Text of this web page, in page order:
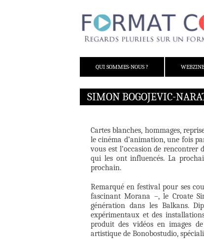
QUI SOMMES-NOUS ?
WEBZINE
SIMON BOGOJEVIC-
Cartes blanches, hommages,
le cinéma d’animation, une fois
vous est l’occasion de rencontrer
qui les ont influencés. La
prochain.
Remarqué en festival pour ses
fascinant Morana –, le Croate
génération dans les Balkans.
expérimentaux et des
produit des vidéos en images
artistique de Bonobostudio,